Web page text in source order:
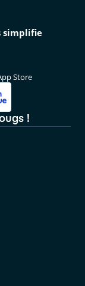
simplifie
Store
!